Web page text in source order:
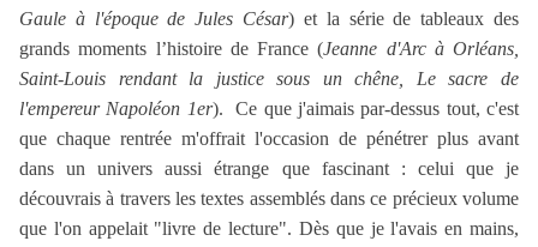
Gaule à l'époque de Jules César) et la série de tableaux des
grands moments l’histoire de France (Jeanne d'Arc à Orléans,
Saint-Louis rendant la justice sous un chêne, Le sacre de
l'empereur Napoléon 1er).
Ce que j'aimais par-dessus tout, c'est
que chaque rentrée m'offrait l'occasion de pénétrer plus avant
dans un univers aussi étrange que fascinant : celui que je
découvrais à travers les textes assemblés dans ce précieux volume
que l'on appelait "livre de lecture". Dès que je l'avais en mains,